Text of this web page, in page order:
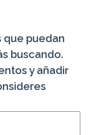
que puedan
buscando.
y añadir